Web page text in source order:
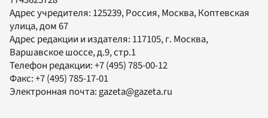
Адрес учредителя: 125239, Россия, Москва, Коптевская
улица, дом 67
Адрес редакции и издателя: 117105, г. Москва,
Варшавское шоссе, д.9, стр.1
Телефон редакции:+7 (495) 785-00-12
Факс:+7 (495) 785-17-01
Электронная почта:gazeta@gazeta.ru